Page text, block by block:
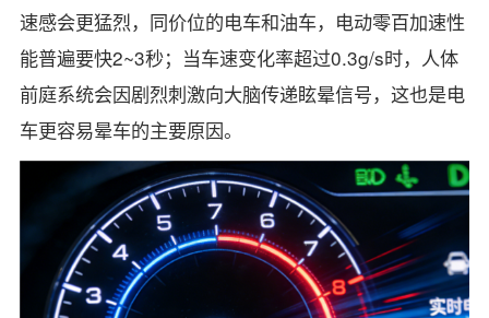
速感会更猛烈，同价位的电车和油车，电动零百加速性
能普遍要快2~3秒；当车速变化率超过0.3g/s时，人体
前庭系统会因剧烈刺激向大脑传递眩晕信号，这也是电
车更容易晕车的主要原因。